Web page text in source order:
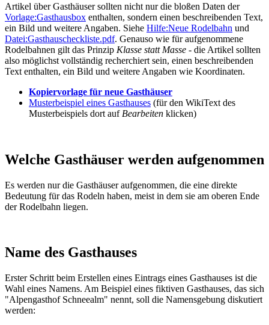
Artikel über Gasthäuser sollten nicht nur die bloßen Daten der
Vorlage:Gasthausbox enthalten, sondern einen beschreibenden Text,
ein Bild und weitere Angaben. Siehe Hilfe:Neue Rodelbahn und
Datei:Gasthauscheckliste.pdf. Genauso wie für aufgenommene
Rodelbahnen gilt das Prinzip Klasse statt Masse - die Artikel sollten
also möglichst vollständig recherchiert sein, einen beschreibenden
Text enthalten, ein Bild und weitere Angaben wie Koordinaten.
Kopiervorlage für neue Gasthäuser
Musterbeispiel eines Gasthauses (für den WikiText des
Musterbeispiels dort auf Bearbeiten klicken)
Welche Gasthäuser werden aufgenommen
Es werden nur die Gasthäuser aufgenommen, die eine direkte
Bedeutung für das Rodeln haben, meist in dem sie am oberen Ende
der Rodelbahn liegen.
Name des Gasthauses
Erster Schritt beim Erstellen eines Eintrags eines Gasthauses ist die
Wahl eines Namens. Am Beispiel eines fiktiven Gasthauses, das sich
"Alpengasthof Schneealm" nennt, soll die Namensgebung diskutiert
werden: